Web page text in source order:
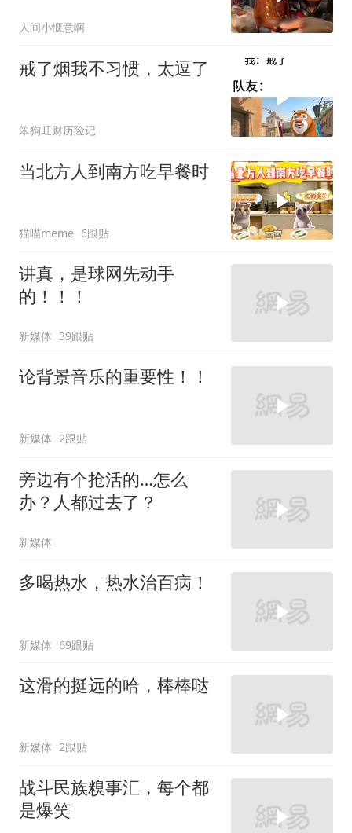
人间小惬意啊
戒了烟我不习惯，太逗了
笨狗旺财历险记
当北方人到南方吃早餐时
猫喵meme 6跟贴
讲真，是球网先动手
的！！！
新媒体 39跟贴
论背景音乐的重要性！！
新媒体 2跟贴
旁边有个抢活的…怎么
办？人都过去了？
新媒体
多喝热水，热水治百病！
新媒体 69跟贴
这滑的挺远的哈，棒棒哒
新媒体 2跟贴
战斗民族糗事汇，每个都
是爆笑